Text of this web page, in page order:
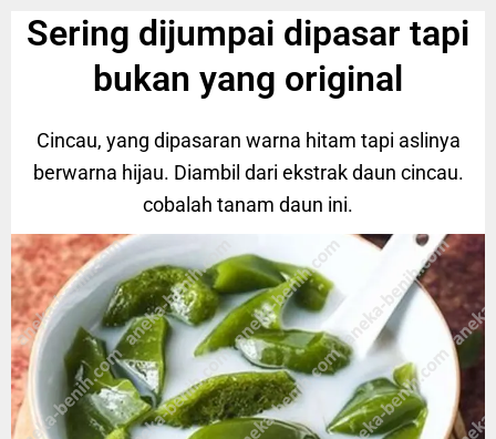
Sering dijumpai dipasar tapi
bukan yang original
Cincau, yang dipasaran warna hitam tapi aslinya
berwarna hijau. Diambil dari ekstrak daun cincau.
cobalah tanam daun ini.